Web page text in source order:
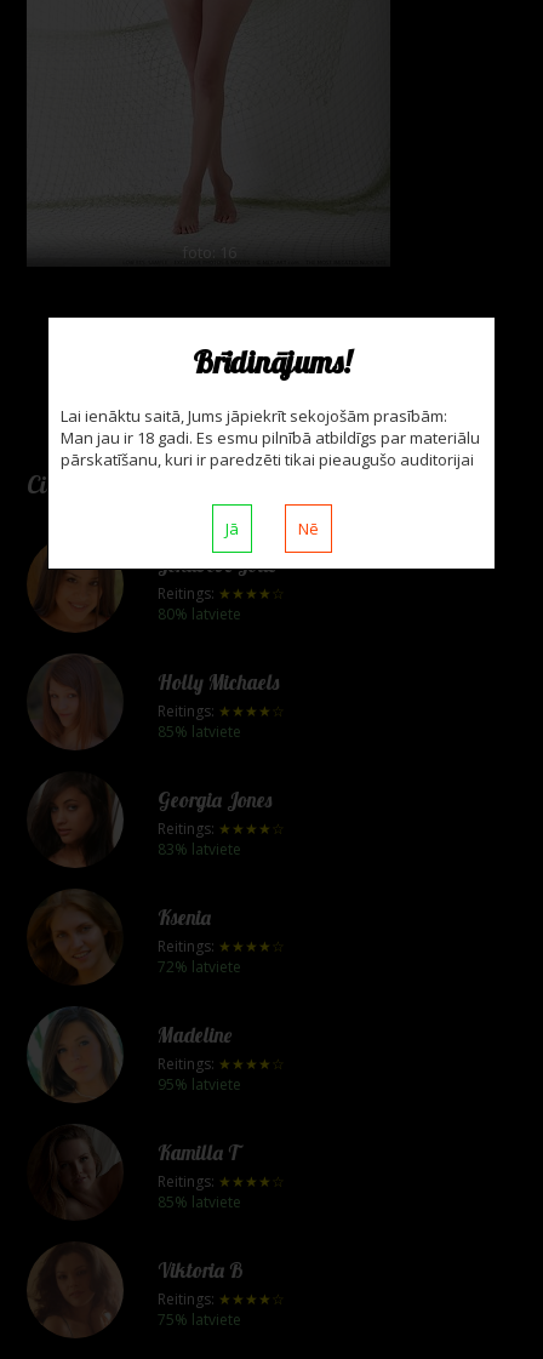
Brīdinājums!
Lai ienāktu saitā, Jums jāpiekrīt sekojošām prasībām:
Man jau ir 18 gadi. Es esmu pilnībā atbildīgs par materiālu
pārskatīšanu, kuri ir paredzēti tikai pieaugušo auditorijai
Jā Nē
foto: 16
Citas modeles
Jenaveve Jolie
Reitings: ★★★★☆
80% latviete
Holly Michaels
Reitings: ★★★★☆
85% latviete
Georgia Jones
Reitings: ★★★★☆
83% latviete
Ksenia
Reitings: ★★★★☆
72% latviete
Madeline
Reitings: ★★★★☆
95% latviete
Kamilla T
Reitings: ★★★★☆
85% latviete
Viktoria B
Reitings: ★★★★☆
75% latviete